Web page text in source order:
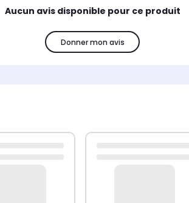
Aucun avis disponible pour ce produit
Donner mon avis